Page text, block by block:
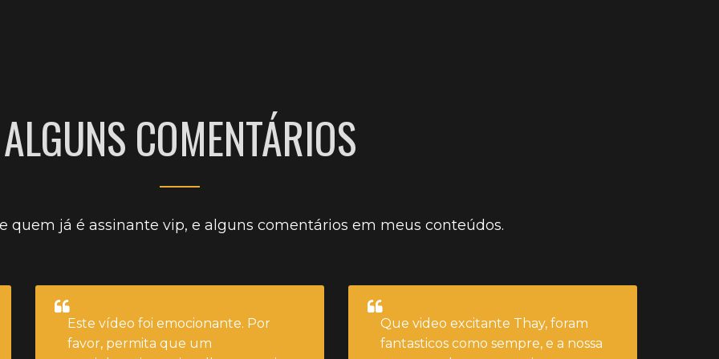
ALGUNS COMENTÁRIOS
quem já é assinante vip, e alguns comentários em meus conteúdos.
Este vídeo foi emocionante. Por
favor, permita que um
Que video excitante Thay, foram
fantasticos como sempre, e a nossa